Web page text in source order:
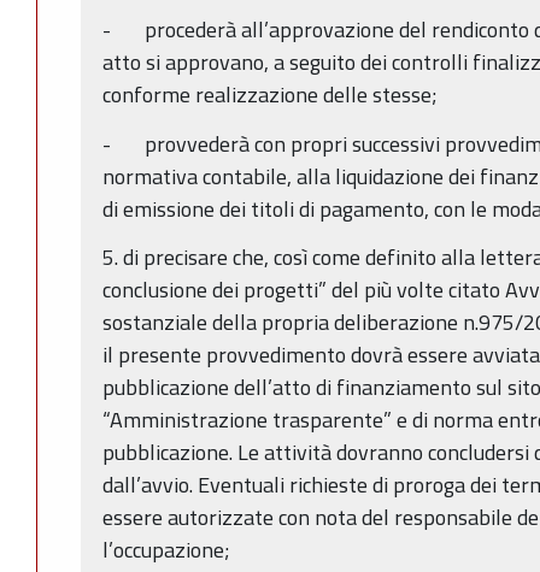
- procederà all’approvazione del rendiconto
atto si approvano, a seguito dei controlli
conforme realizzazione delle stesse;
- provvederà con propri successivi
normativa contabile, alla liquidazione dei
di emissione dei titoli di pagamento, con le
5. di precisare che, così come definito alla
conclusione dei progetti” del più volte citato
sostanziale della propria deliberazione n.975/
il presente provvedimento dovrà essere
pubblicazione dell’atto di finanziamento sul
“Amministrazione trasparente” e di norma
pubblicazione. Le attività dovranno
dall’avvio. Eventuali richieste di proroga dei
essere autorizzate con nota del responsabile
l’occupazione;